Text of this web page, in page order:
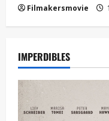
Filmakersmovie
IMPERDIBLES